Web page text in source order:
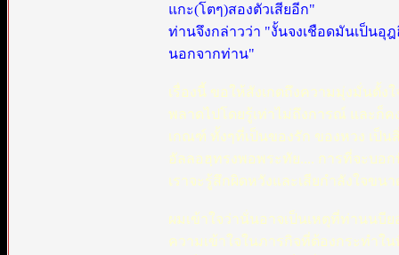
แกะ(โตๆ)สองตัวเสียอีก"
ท่านจึงกล่าวว่า "งั้นจงเชือดมันเป็นอุ
นอกจากท่าน"
เรื่องนี้ ขอให้สังเกตถึงความมุ่งมั่นตั้ง
พลาดไปโดยรู้เท่าไม่ถึงการณ์ และก็
เกณฑ์ ทั้งๆที่เป็นของรัก ของหวง เป็
อัลลอฮฺทรงพอพระทัย.... การที่จะบอ
เราจะรู้สึกผิดหวังและเสียกำลังใจขน
ผมเข้าใจว่านั่นอาจเป็นเหตุที่ท่านนบี
ความเข้าใจในภารกิจที่ต้องกระทำใ